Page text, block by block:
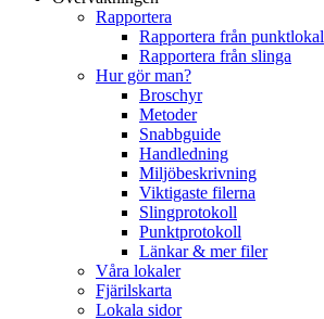
Rapportera
Rapportera från punktlokal
Rapportera från slinga
Hur gör man?
Broschyr
Metoder
Snabbguide
Handledning
Miljöbeskrivning
Viktigaste filerna
Slingprotokoll
Punktprotokoll
Länkar & mer filer
Våra lokaler
Fjärilskarta
Lokala sidor